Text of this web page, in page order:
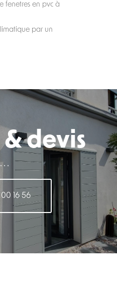
fenetres en pvc à
par un
& devis
. . .
00 16 56